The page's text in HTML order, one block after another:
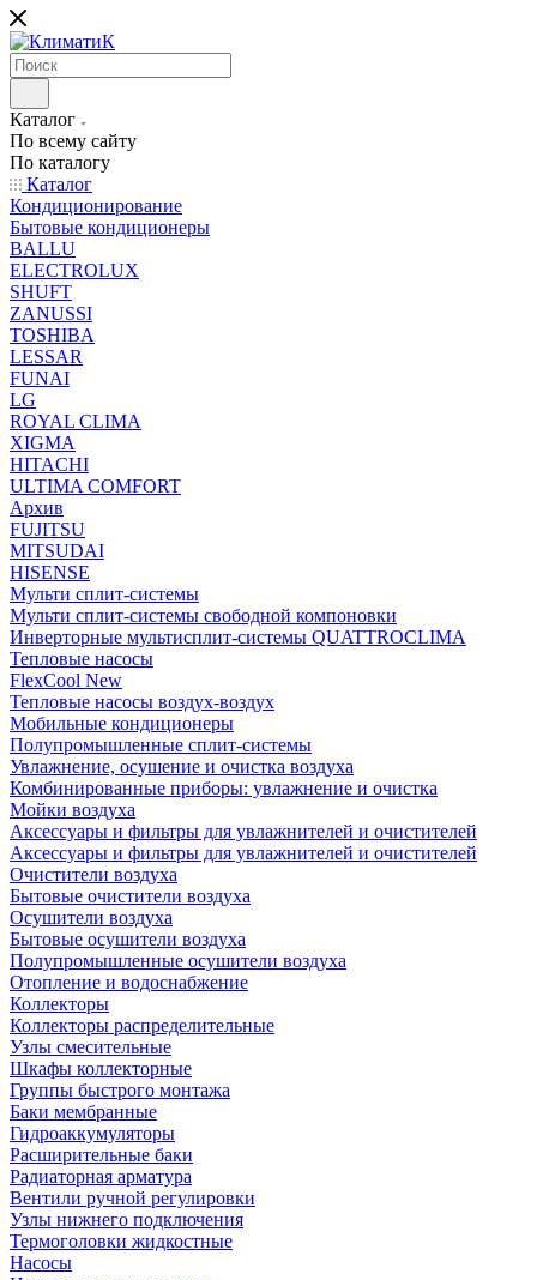
Каталог
По всему сайту
По каталогу
Каталог
Кондиционирование
Бытовые кондиционеры
BALLU
ELECTROLUX
SHUFT
ZANUSSI
TOSHIBA
LESSAR
FUNAI
LG
ROYAL CLIMA
XIGMA
HITACHI
ULTIMA COMFORT
Архив
FUJITSU
MITSUDAI
HISENSE
Мульти сплит-системы
Мульти сплит-системы свободной компоновки
Инверторные мультисплит-системы QUATTROCLIMA
Тепловые насосы
FlexCool New
Тепловые насосы воздух-воздух
Мобильные кондиционеры
Полупромышленные сплит-системы
Увлажнение, осушение и очистка воздуха
Комбинированные приборы: увлажнение и очистка
Мойки воздуха
Аксессуары и фильтры для увлажнителей и очистителей
Аксессуары и фильтры для увлажнителей и очистителей
Очистители воздуха
Бытовые очистители воздуха
Осушители воздуха
Бытовые осушители воздуха
Полупромышленные осушители воздуха
Отопление и водоснабжение
Коллекторы
Коллекторы распределительные
Узлы смесительные
Шкафы коллекторные
Группы быстрого монтажа
Баки мембранные
Гидроаккумуляторы
Расширительные баки
Радиаторная арматура
Вентили ручной регулировки
Узлы нижнего подключения
Термоголовки жидкостные
Насосы